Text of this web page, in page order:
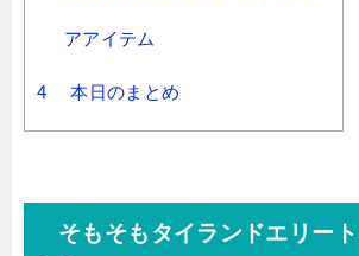
アアイテム
4 本日のまとめ
そもそもタイランドエリー